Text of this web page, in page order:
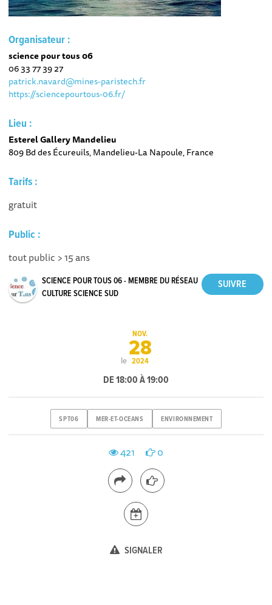
Organisateur :
science pour tous 06
06 33 77 39 27
patrick.navard@mines-paristech.fr
https://sciencepourtous-06.fr/
Lieu :
Esterel Gallery Mandelieu
809 Bd des Écureuils, Mandelieu-La Napoule, France
Tarifs :
gratuit
Public :
tout public > 15 ans
SCIENCE POUR TOUS 06 - MEMBRE DU RÉSEAU
CULTURE SCIENCE SUD
le
NOV.
28
2024
DE 18:00 À 19:00
SPT06 MER-ET-OCEANS ENVIRONNEMENT
421 0
SIGNALER